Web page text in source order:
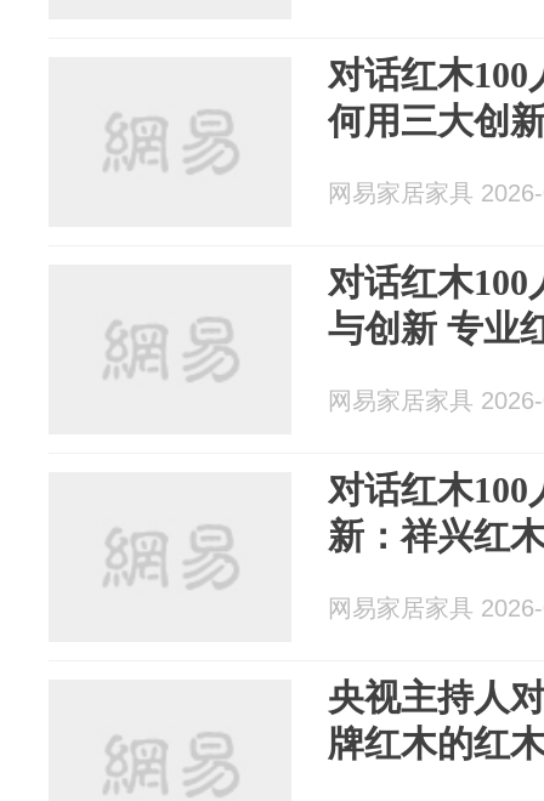
对话红木100
何用三大创
网易家居家具
对话红木100
与创新 专业
网易家居家具
对话红木100
新：祥兴红
网易家居家具
央视主持人
牌红木的红